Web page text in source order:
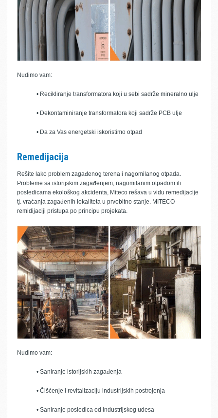
Nudimo vam:
• Recikliranje transformatora koji u sebi sadrže mineralno ulje
• Dekontaminiranje transformatora koji sadrže PCB ulje
• Da za Vas energetski iskoristimo otpad
Remedijacija
Rešite lako problem zagađenog terena i nagomilanog otpada.
Probleme sa istorijskim zagađenjem, nagomilanim otpadom ili
posledicama ekološkog akcidenta, Miteco rešava u vidu remedijacije
tj. vraćanja zagađenih lokaliteta u prvobitno stanje. MITECO
remidijaciji pristupa po principu projekata.
Nudimo vam:
• Saniranje istorijskih zagađenja
• Čišćenje i revitalizaciju industrijskih postrojenja
• Saniranje posledica od industrijskog udesa